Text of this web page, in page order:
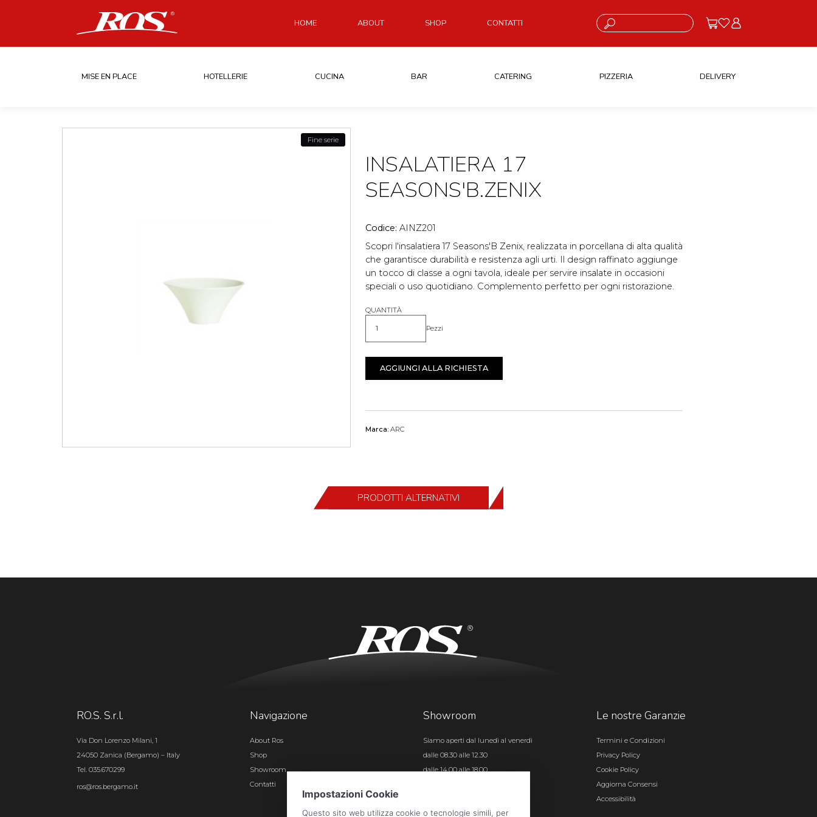
HOME ABOUT SHOP CONTATTI Cosa stai cercando?
MISE EN PLACE HOTELLERIE CUCINA BAR CATERING PIZZERIA DELIVERY
Fine serie
INSALATIERA 17
SEASONS'B.ZENIX
Codice: AINZ201
Scopri l'insalatiera 17 Seasons'B Zenix, realizzata in porcellana di alta qualità
che garantisce durabilità e resistenza agli urti. Il design raffinato aggiunge
un tocco di classe a ogni tavola, ideale per servire insalate in occasioni
speciali o uso quotidiano. Complemento perfetto per ogni ristorazione.
QUANTITÀ
Quantità Pezzi
AGGIUNGI ALLA RICHIESTA
Marca: ARC
PRODOTTI ALTERNATIVI
RO.S. S.r.l.
Via Don Lorenzo Milani, 1
24050 Zanica (Bergamo) – Italy
Tel. 035.670299
ros@ros.bergamo.it
Navigazione
About Ros
Shop
Showroom
Contatti
Showroom
Siamo aperti dal lunedì al venerdì
dalle 08.30 alle 12.30
dalle 14.00 alle 18.00
Le nostre Garanzie
Termini e Condizioni
Privacy Policy
Cookie Policy
Aggiorna Consensi
Accessibilità